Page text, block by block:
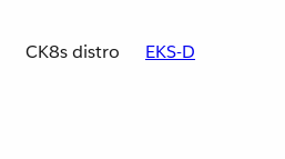
CK8s distro EKS-D